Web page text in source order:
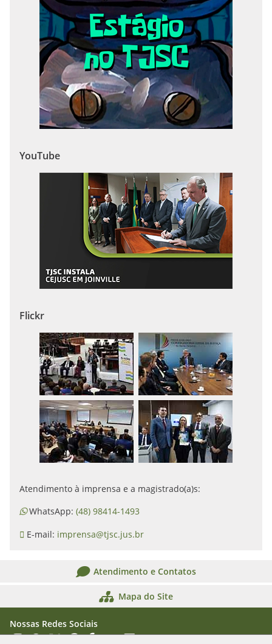
YouTube
Flickr
Atendimento à imprensa e a magistrado(a)s:
WhatsApp: (48) 98414-1493
E-mail: imprensa@tjsc.jus.br
Atendimento e Contatos
Mapa do Site
Nossas Redes Sociais
Acessar Instagram
Acessar WhatsApp
Acessar XAcessar Threads
Acessar Facebook
Acessar YouTube
Acessar Flickr
Acessar SoundCloud